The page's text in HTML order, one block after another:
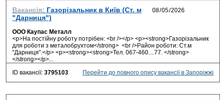
Вакансія: Газорізальник в Київ (Ст. м
"Дарниця")
ООО Каупас Металл
<p>На постійну роботу потрібен: <br /></p> <p><strong>Газорізальник
для роботи з металобрухтом</strong> <br />Район роботи: Ст.м
"Дарниця".</p> <p><strong><strong>Тел. 067-460....77. </strong>
</strong></p>...
ID вакансії: 3795103 Перейти до повного опису вакансії в Запоріжжі